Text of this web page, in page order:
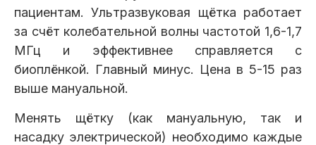
пациентам. Ультразвуковая щётка работает
за счёт колебательной волны частотой 1,6-1,7
МГц и эффективнее справляется с
биоплёнкой. Главный минус. Цена в 5-15 раз
выше мануальной.
Менять щётку (как мануальную, так и
насадку электрической) необходимо каждые